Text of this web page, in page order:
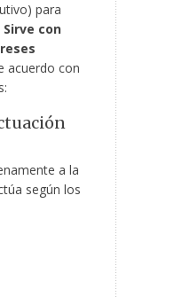
para
Sirve con
acuerdo con
a la
según los